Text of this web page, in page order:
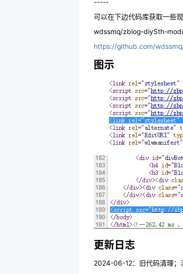
-----
可以在下边代码库获取一些
wdssmq/zblog-diySth-
https://github.com/
图示
更新日志
2024-06-12：旧代码清理；